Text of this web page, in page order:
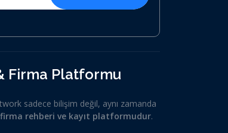
Firma Platformu
sadece bilişim değil, aynı zamanda
firma rehberi ve kayıt platformudur.